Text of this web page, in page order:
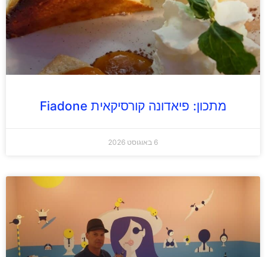
מתכון: פיאדונה קורסיקאית Fiadone
6 באוגוסט 2026